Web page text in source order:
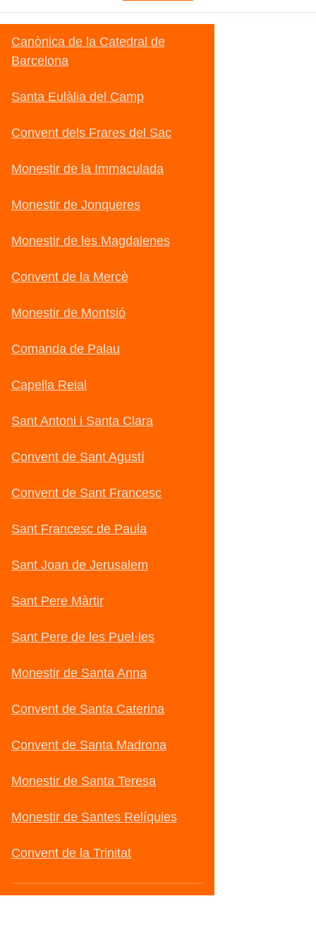
Canònica de la Catedral de
Barcelona
Santa Eulàlia del Camp
Convent dels Frares del Sac
Monestir de la Immaculada
Monestir de Jonqueres
Monestir de les Magdalenes
Convent de la Mercè
Monestir de Montsió
Comanda de Palau
Capella Reial
Sant Antoni i Santa Clara
Convent de Sant Agustí
Convent de Sant Francesc
Sant Francesc de Paula
Sant Joan de Jerusalem
Sant Pere Màrtir
Sant Pere de les Puel·les
Monestir de Santa Anna
Convent de Santa Caterina
Convent de Santa Madrona
Monestir de Santa Teresa
Monestir de Santes Relíquies
Convent de la Trinitat